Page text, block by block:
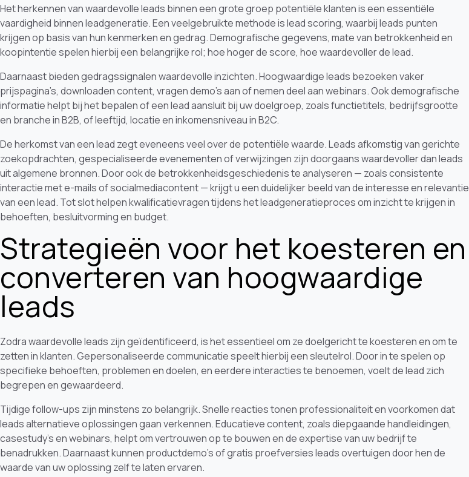
Het herkennen van waardevolle leads binnen een grote groep potentiële klanten is een essentiële
vaardigheid binnen leadgeneratie. Een veelgebruikte methode is lead scoring, waarbij leads punten
krijgen op basis van hun kenmerken en gedrag. Demografische gegevens, mate van betrokkenheid en
koopintentie spelen hierbij een belangrijke rol; hoe hoger de score, hoe waardevoller de lead.
Daarnaast bieden gedragssignalen waardevolle inzichten. Hoogwaardige leads bezoeken vaker
prijspagina’s, downloaden content, vragen demo’s aan of nemen deel aan webinars. Ook demografische
informatie helpt bij het bepalen of een lead aansluit bij uw doelgroep, zoals functietitels, bedrijfsgrootte
en branche in B2B, of leeftijd, locatie en inkomensniveau in B2C.
De herkomst van een lead zegt eveneens veel over de potentiële waarde. Leads afkomstig van gerichte
zoekopdrachten, gespecialiseerde evenementen of verwijzingen zijn doorgaans waardevoller dan leads
uit algemene bronnen. Door ook de betrokkenheidsgeschiedenis te analyseren — zoals consistente
interactie met e-mails of socialmediacontent — krijgt u een duidelijker beeld van de interesse en relevantie
van een lead. Tot slot helpen kwalificatievragen tijdens het leadgeneratieproces om inzicht te krijgen in
behoeften, besluitvorming en budget.
Strategieën voor het koesteren en
converteren van hoogwaardige
leads
Zodra waardevolle leads zijn geïdentificeerd, is het essentieel om ze doelgericht te koesteren en om te
zetten in klanten. Gepersonaliseerde communicatie speelt hierbij een sleutelrol. Door in te spelen op
specifieke behoeften, problemen en doelen, en eerdere interacties te benoemen, voelt de lead zich
begrepen en gewaardeerd.
Tijdige follow-ups zijn minstens zo belangrijk. Snelle reacties tonen professionaliteit en voorkomen dat
leads alternatieve oplossingen gaan verkennen. Educatieve content, zoals diepgaande handleidingen,
casestudy’s en webinars, helpt om vertrouwen op te bouwen en de expertise van uw bedrijf te
benadrukken. Daarnaast kunnen productdemo’s of gratis proefversies leads overtuigen door hen de
waarde van uw oplossing zelf te laten ervaren.